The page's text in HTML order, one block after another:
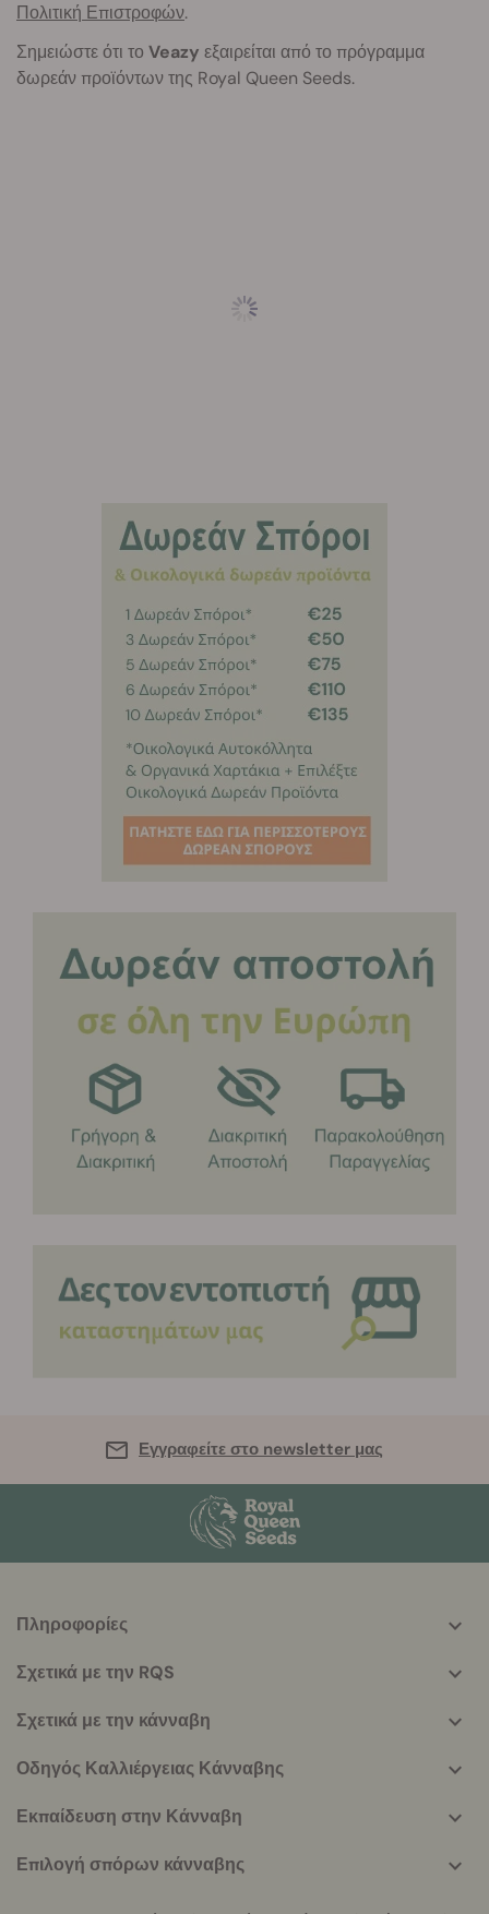
Πολιτική Επιστροφών.
Σημειώστε ότι το Veazy εξαιρείται από το πρόγραμμα
δωρεάν προϊόντων της Royal Queen Seeds.
Εγγραφείτε στο newsletter μας
More
info
Πληροφορίες
Σχετικά με την RQS
Σχετικά με την κάνναβη
Οδηγός Καλλιέργειας Κάνναβης
Εκπαίδευση στην Κάνναβη
Επιλογή σπόρων κάνναβης